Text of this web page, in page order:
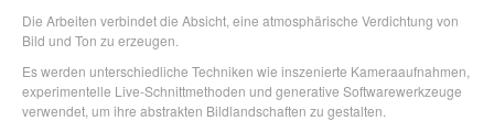
Die Arbeiten verbindet die Absicht, eine atmosphärische Verdichtung von
Bild und Ton zu erzeugen.
Es werden unterschiedliche Techniken wie inszenierte Kameraaufnahmen,
experimentelle Live-Schnittmethoden und generative Softwarewerkzeuge
verwendet, um ihre abstrakten Bildlandschaften zu gestalten.